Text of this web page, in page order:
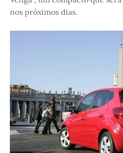
nos próximos dias.